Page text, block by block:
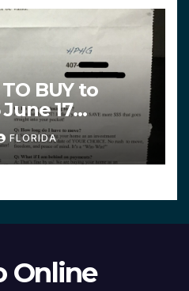
BUY to
17
FLORIDA
Online